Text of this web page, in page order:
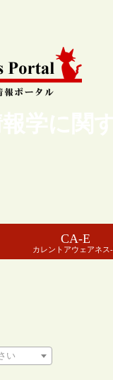
学に関
CA-E
カレントアウェアネス
い